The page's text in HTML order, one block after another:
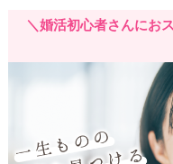
＼婚活初心者さんにお